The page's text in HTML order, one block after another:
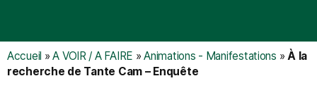
Accueil »A VOIR / A FAIRE »Animations - Manifestations »À la
recherche de Tante Cam – Enquête